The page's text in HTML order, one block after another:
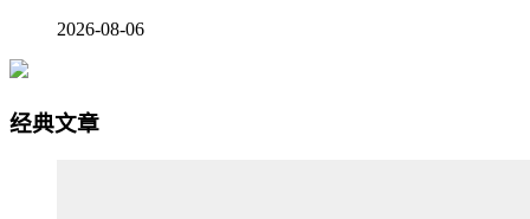
2026-08-06
经典文章